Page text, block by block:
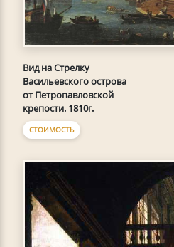
Вид на Стрелку
Васильевского острова
от Петропавловской
крепости. 1810г.
СТОИМОСТЬ